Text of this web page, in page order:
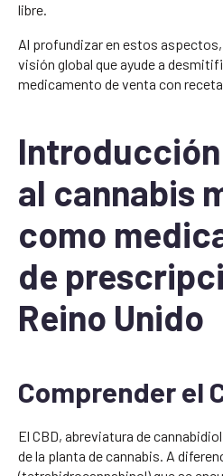
libre.
Al profundizar en estos
visión global que ayude a
medicamento de venta con
Introducción
al cannabis
como
de
Reino Unido
Comprender el
El CBD, abreviatura de
de la planta de cannabis. A